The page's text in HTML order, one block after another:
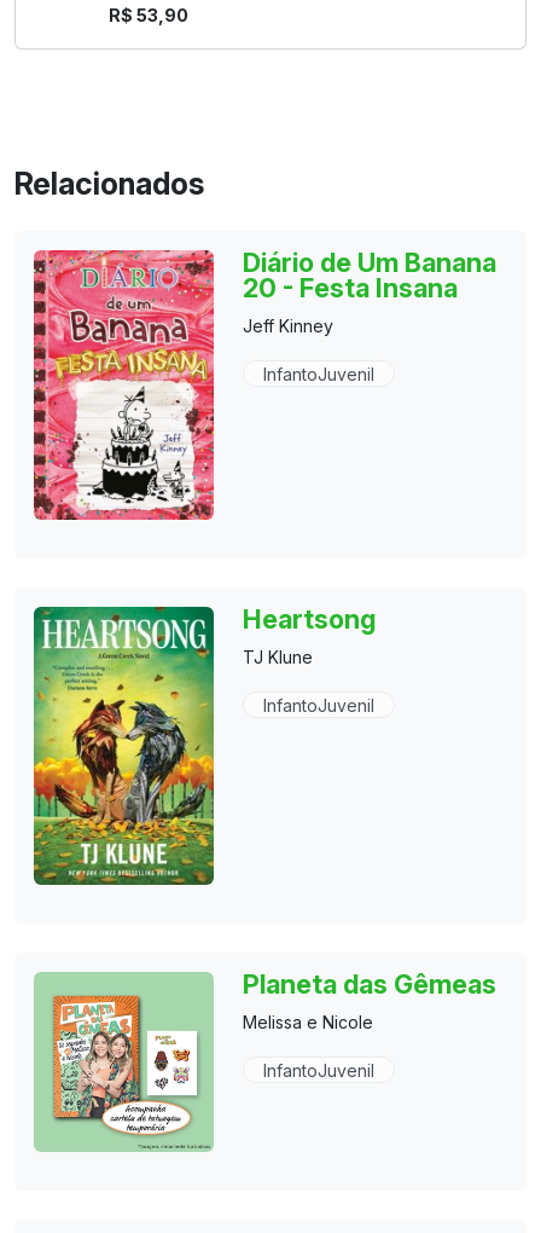
R$ 53,90
Relacionados
Diário de Um Banana
20 - Festa Insana
Jeff Kinney
InfantoJuvenil
Heartsong
TJ Klune
InfantoJuvenil
Planeta das Gêmeas
Melissa e Nicole
InfantoJuvenil